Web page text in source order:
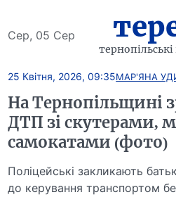
Сер, 05 Сер
25 Квітня, 2026, 09:35МАР'ЯНА
На Тернопільщині
ДТП зі скутерами,
самокатами (фото)
Поліцейські закликають
до керування транспортом